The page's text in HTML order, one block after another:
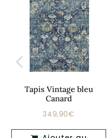
Tapis Vintage bleu
Canard
Prix
349,90€